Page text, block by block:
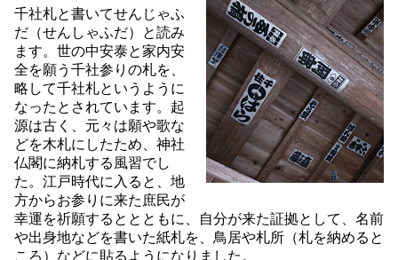
千社札と書いてせんじゃふ
だ（せんしゃふだ）と読み
ます。世の中安泰と家内安
全を願う千社参りの札を、
略して千社札というように
なったとされています。起
源は古く、元々は願や歌な
どを木札にしたため、神社
仏閣に納札する風習でし
た。江戸時代に入ると、地
方からお参りに来た庶民が
幸運を祈願するととともに、自分が来た証拠として、名前
や出身地などを書いた紙札を、鳥居や札所（札を納めると
ころ）などに貼るようになりました。